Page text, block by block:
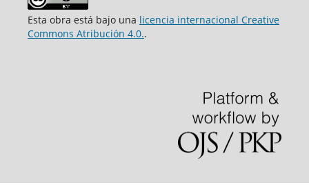
Esta obra está bajo una licencia internacional Creative
Commons Atribución 4.0..